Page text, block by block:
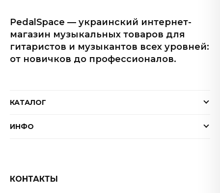
PedalSpace — украинский интернет-
магазин музыкальных товаров для
гитаристов и музыкантов всех уровней:
от новичков до профессионалов.
КАТАЛОГ
Электрогитары
ИНФО
Обмен и возврат товара
КОНТАКТЫ